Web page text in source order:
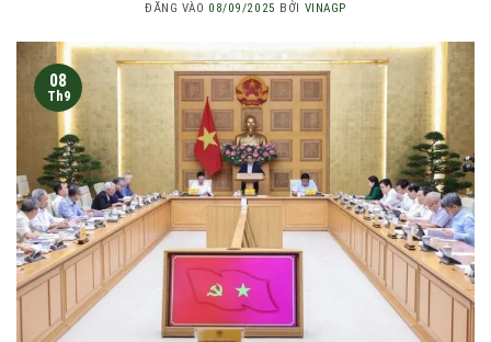
ĐĂNG VÀO 08/09/2025 BỞI VINAGP
08
Th9